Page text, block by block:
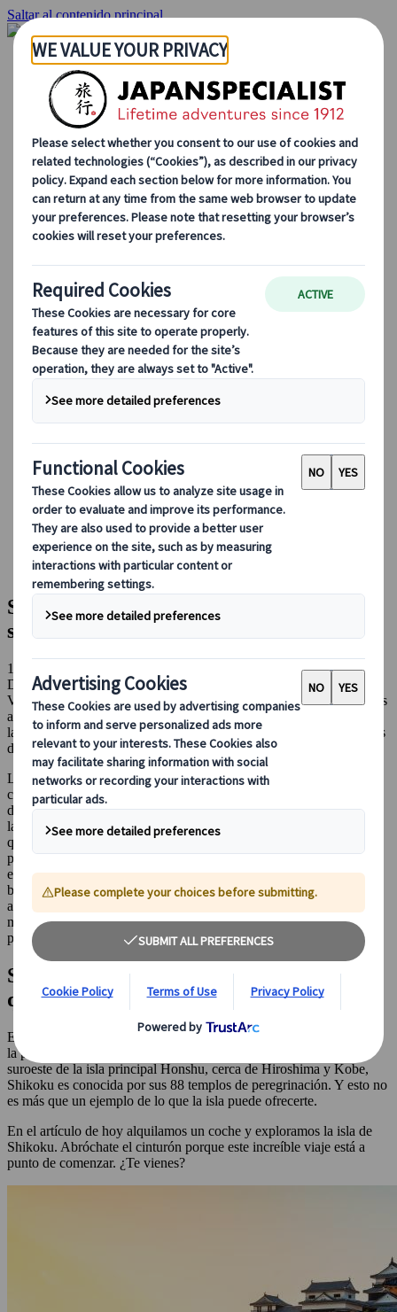
Saltar al contenido principal
Inicio
Viajes
Viajes a medida
Viajes de autor
Fly & Drive
Circuitos organizados
Excursiones
Tours de grupo a medida
Japan Rail Pass
Cómo trabajamos
Sobre nosotros
Nuestro equipo
Blog
Consejos de viaje para cada temporada
Destinos destacados
Perspectivas culturales
Experiencias gastronómicas
Recorre Japón en tren
Preguntas frecuentes
Información práctica
Etiqueta en Japón
Conducir en Japón
Reservar con nosotros
Japan Rail Pass
Alojamiento
Asesoramiento virtual
Japanspecialist
Destinos destacados
Shikoku en coche: la experiencia que no sabías que
necesitabas
Shikoku en coche: la experiencia que no
sabías que necesitabas
13 jun 2023
Destinos destacados
Viajar en tren es la forma más popular de moverse por Japón gracias
al fantástico JR Pass que te permite viajar todo lo que quieras a lo
largo y ancho del país nipón, pero ¿qué te parece tener un poco más
de libertad?
La libertad de dedicar todo el tiempo que quieras a cada destino o
cada rincón, cambiar tus planes en el último momento... En
definitiva, disfrutar a tu ritmo y diseñar tus propias rutas. Esas son
las principales ventajas que te dará alquilar un coche en Japón. Y es
que, alquilar un vehículo en el país nipón no es tan difícil como
parece y tendrás la opción de vivir un montón de nuevas
experiencias inolvidables. Aunque Japón se considera un país muy
bien conectado por ferrocarril, algunos destinos se encuentran
aislados y solo se puede acceder por carretera (y te aseguramos que
muchos de estos recónditos destinos, valen indiscutiblemente la
pena).
Shikoku, un destino recóndito de Japón
que querrás conocer
Entre estos destinos apartados y remotos, Shikoku está sin duda en
la parte alta de nuestra lista de imprescindibles. Situado justo al
suroeste de la isla principal Honshu, cerca de Hiroshima y Kobe,
Shikoku es conocida por sus 88 templos de peregrinación. Y esto no
es más que un ejemplo de lo que la isla puede ofrecerte.
En el artículo de hoy alquilamos un coche y exploramos la isla de
Shikoku. Abróchate el cinturón porque este increíble viaje está a
punto de comenzar. ¿Te vienes?